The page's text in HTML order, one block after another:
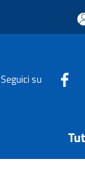
Seguici su